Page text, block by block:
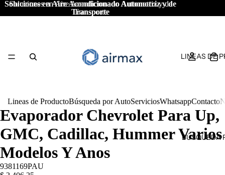
Soluciones en Aire Acondicionado Automotriz y de
Transporte
Soluciones en Aire Acondicionado Automotriz y de
Transporte
LINEAS DE
BÚSQUEDA
Lineas de ProductoBúsqueda por AutoServiciosWhatsappContacto
Evaporador Chevrolet Para Up,
GMC, Cadillac, Hummer Varios
Modelos Y Anos
9381169PAU